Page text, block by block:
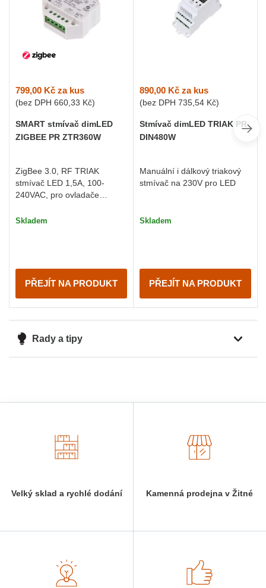
799,00 Kč za kus
(bez DPH 660,33 Kč)
SMART stmívač dimLED
ZIGBEE PR ZTR360W
ZigBee 3.0, RF TRIAK
stmívač LED 1,5A, 100-
240VAC, pro ovladače
Skladem
PŘEJÍT NA PRODUKT
890,00 Kč za kus
(bez DPH 735,54 Kč)
Stmívač dimLED TRIAK PR
DIN480W
Manuální i dálkový triakový
stmívač na 230V pro LED
Skladem
PŘEJÍT NA PRODUKT
Rady a tipy
Velký sklad a rychlé dodání Kamenná prodejna v Žitné